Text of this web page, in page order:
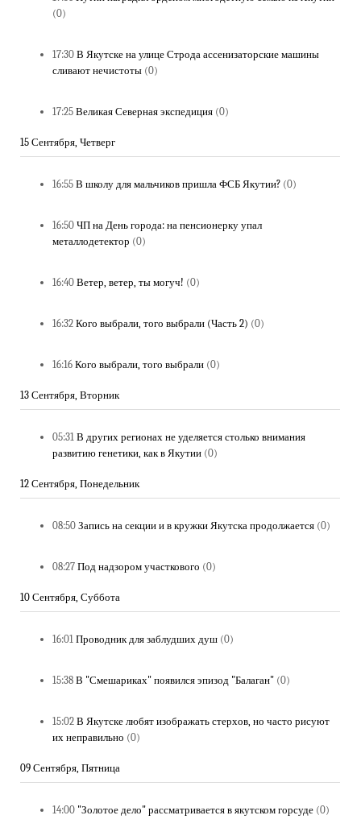
(0)
17:30 В Якутске на улице Строда ассенизаторские машины
сливают нечистоты (0)
17:25 Великая Северная экспедиция (0)
15 Сентября, Четверг
16:55 В школу для мальчиков пришла ФСБ Якутии? (0)
16:50 ЧП на День города: на пенсионерку упал
металлодетектор (0)
16:40 Ветер, ветер, ты могуч! (0)
16:32 Кого выбрали, того выбрали (Часть 2) (0)
16:16 Кого выбрали, того выбрали (0)
13 Сентября, Вторник
05:31 В других регионах не уделяется столько внимания
развитию генетики, как в Якутии (0)
12 Сентября, Понедельник
08:50 Запись на секции и в кружки Якутска продолжается (0)
08:27 Под надзором участкового (0)
10 Сентября, Суббота
16:01 Проводник для заблудших душ (0)
15:38 В "Смешариках" появился эпизод "Балаган" (0)
15:02 В Якутске любят изображать стерхов, но часто рисуют
их неправильно (0)
09 Сентября, Пятница
14:00 "Золотое дело" рассматривается в якутском горсуде (0)